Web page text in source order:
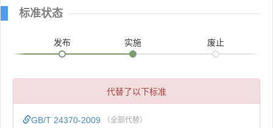
标准状态
发布 实施 废止
代替了以下标准
GB/T 24370-2009 （全部代替）